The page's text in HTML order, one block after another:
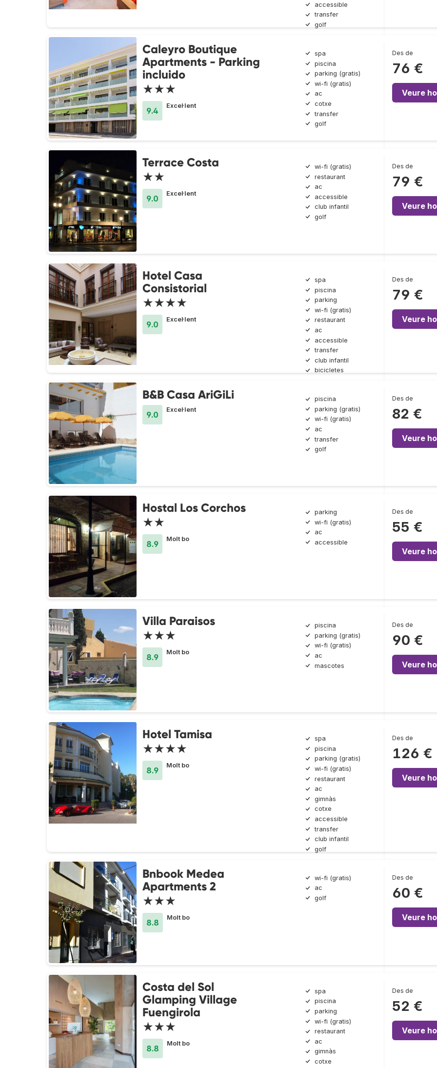
accessible
transfer
golf
Caleyro Boutique
Apartments - Parking
incluido
★★★
9.4
Excel·lent
spa
piscina
parking (gratis)
wi-fi (gratis)
ac
cotxe
transfer
golf
Des de
76 €
Veure
Terrace Costa
★★
9.0
Excel·lent
wi-fi (gratis)
restaurant
ac
accessible
club infantil
golf
Des de
79 €
Veure
Hotel Casa
Consistorial
★★★★
9.0
Excel·lent
spa
piscina
parking
wi-fi (gratis)
restaurant
ac
accessible
transfer
club infantil
bicicletes
Des de
79 €
Veure
B&B Casa AriGiLi
9.0
Excel·lent
piscina
parking (gratis)
wi-fi (gratis)
ac
transfer
golf
Des de
82 €
Veure
Hostal Los Corchos
★★
8.9
Molt bo
parking
wi-fi (gratis)
ac
accessible
Des de
55 €
Veure
Villa Paraisos
★★★
8.9
Molt bo
piscina
parking (gratis)
wi-fi (gratis)
ac
mascotes
Des de
90 €
Veure
Hotel Tamisa
★★★★
8.9
Molt bo
spa
piscina
parking (gratis)
wi-fi (gratis)
restaurant
ac
gimnàs
cotxe
accessible
transfer
club infantil
golf
Des de
126 €
Veure
Bnbook Medea
Apartments 2
★★★
8.8
Molt bo
wi-fi (gratis)
ac
golf
Des de
60 €
Veure
Costa del Sol
Glamping Village
Fuengirola
★★★
8.8
Molt bo
spa
piscina
parking
wi-fi (gratis)
restaurant
ac
gimnàs
cotxe
Des de
52 €
Veure